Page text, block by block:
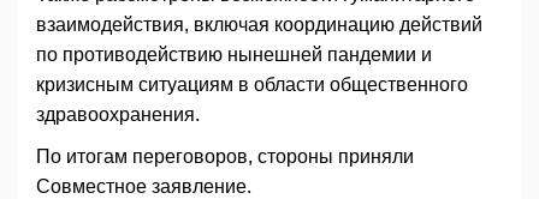
взаимодействия, включая координацию действий
по противодействию нынешней пандемии и
кризисным ситуациям в области общественного
здравоохранения.
По итогам переговоров, стороны приняли
Совместное заявление.